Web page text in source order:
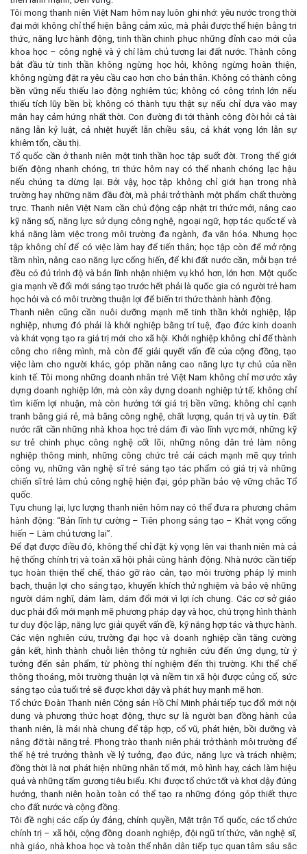
Tôi mong thanh niên Việt Nam hôm nay luôn ghi nhớ: yêu nước trong thời
đại mới không chỉ thể hiện bằng cảm xúc, mà phải được thể hiện bằng tri
thức, năng lực hành động, tinh thần chinh phục những đỉnh cao mới của
khoa học – công nghệ và ý chí làm chủ tương lai đất nước. Thành công
bắt đầu từ tinh thần không ngừng học hỏi, không ngừng hoàn thiện,
không ngừng đặt ra yêu cầu cao hơn cho bản thân. Không có thành công
bền vững nếu thiếu lao động nghiêm túc; không có công trình lớn nếu
thiếu tích lũy bền bỉ; không có thành tựu thật sự nếu chỉ dựa vào may
mắn hay cảm hứng nhất thời. Con đường đi tới thành công đòi hỏi cả tài
năng lẫn kỷ luật, cả nhiệt huyết lẫn chiều sâu, cả khát vọng lớn lẫn sự
khiêm tốn, cầu thị.
Tổ quốc cần ở thanh niên một tinh thần học tập suốt đời. Trong thế giới
biến động nhanh chóng, tri thức hôm nay có thể nhanh chóng lạc hậu
nếu chúng ta dừng lại. Bởi vậy, học tập không chỉ giới hạn trong nhà
trường hay những năm đầu đời, mà phải trở thành một phẩm chất thường
trực. Thanh niên Việt Nam cần chủ động cập nhật tri thức mới, nâng cao
kỹ năng số, năng lực sử dụng công nghệ, ngoại ngữ, hợp tác quốc tế và
khả năng làm việc trong môi trường đa ngành, đa văn hóa. Nhưng học
tập không chỉ để có việc làm hay để tiến thân; học tập còn để mở rộng
tầm nhìn, nâng cao năng lực cống hiến, để khi đất nước cần, mỗi bạn trẻ
đều có đủ trình độ và bản lĩnh nhận nhiệm vụ khó hơn, lớn hơn. Một quốc
gia mạnh về đổi mới sáng tạo trước hết phải là quốc gia có người trẻ ham
học hỏi và có môi trường thuận lợi để biến tri thức thành hành động.
Thanh niên cũng cần nuôi dưỡng mạnh mẽ tinh thần khởi nghiệp, lập
nghiệp, nhưng đó phải là khởi nghiệp bằng trí tuệ, đạo đức kinh doanh
và khát vọng tạo ra giá trị mới cho xã hội. Khởi nghiệp không chỉ để thành
công cho riêng mình, mà còn để giải quyết vấn đề của cộng đồng, tạo
việc làm cho người khác, góp phần nâng cao năng lực tự chủ của nền
kinh tế. Tôi mong những doanh nhân trẻ Việt Nam không chỉ mơ ước xây
dựng doanh nghiệp lớn, mà còn xây dựng doanh nghiệp tử tế; không chỉ
tìm kiếm lợi nhuận, mà còn hướng tới giá trị bền vững; không chỉ cạnh
tranh bằng giá rẻ, mà bằng công nghệ, chất lượng, quản trị và uy tín. Đất
nước rất cần những nhà khoa học trẻ dám đi vào lĩnh vực mới, những kỹ
sư trẻ chinh phục công nghệ cốt lõi, những nông dân trẻ làm nông
nghiệp thông minh, những công chức trẻ cải cách mạnh mẽ quy trình
công vụ, những văn nghệ sĩ trẻ sáng tạo tác phẩm có giá trị và những
chiến sĩ trẻ làm chủ công nghệ hiện đại, góp phần bảo vệ vững chắc Tổ
quốc.
Tựu chung lại, lực lượng thanh niên hôm nay có thể đưa ra phương châm
hành động: “Bản lĩnh tự cường – Tiên phong sáng tạo – Khát vọng cống
hiến – Làm chủ tương lai”.
Để đạt được điều đó, không thể chỉ đặt kỳ vọng lên vai thanh niên mà cả
hệ thống chính trị và toàn xã hội phải cùng hành động. Nhà nước cần tiếp
tục hoàn thiện thể chế, tháo gỡ rào cản, tạo môi trường pháp lý minh
bạch, thuận lợi cho sáng tạo, khuyến khích thử nghiệm và bảo vệ những
người dám nghĩ, dám làm, dám đổi mới vì lợi ích chung. Các cơ sở giáo
dục phải đổi mới mạnh mẽ phương pháp dạy và học, chú trọng hình thành
tư duy độc lập, năng lực giải quyết vấn đề, kỹ năng hợp tác và thực hành.
Các viện nghiên cứu, trường đại học và doanh nghiệp cần tăng cường
gắn kết, hình thành chuỗi liên thông từ nghiên cứu đến ứng dụng, từ ý
tưởng đến sản phẩm, từ phòng thí nghiệm đến thị trường. Khi thể chế
thông thoáng, môi trường thuận lợi và niềm tin xã hội được củng cố, sức
sáng tạo của tuổi trẻ sẽ được khơi dậy và phát huy mạnh mẽ hơn.
Tổ chức Đoàn Thanh niên Cộng sản Hồ Chí Minh phải tiếp tục đổi mới nội
dung và phương thức hoạt động, thực sự là người bạn đồng hành của
thanh niên, là mái nhà chung để tập hợp, cổ vũ, phát hiện, bồi dưỡng và
nâng đỡ tài năng trẻ. Phong trào thanh niên phải trở thành môi trường để
thế hệ trẻ trưởng thành về lý tưởng, đạo đức, năng lực và trách nhiệm;
đồng thời là nơi phát hiện những nhân tố mới, mô hình hay, cách làm hiệu
quả và những tấm gương tiêu biểu. Khi được tổ chức tốt và khơi dậy đúng
hướng, thanh niên hoàn toàn có thể tạo ra những đóng góp thiết thực
cho đất nước và cộng đồng.
Tôi đề nghị các cấp ủy đảng, chính quyền, Mặt trận Tổ quốc, các tổ chức
chính trị – xã hội, cộng đồng doanh nghiệp, đội ngũ trí thức, văn nghệ sĩ,
nhà giáo, nhà khoa học và toàn thể nhân dân tiếp tục quan tâm sâu sắc